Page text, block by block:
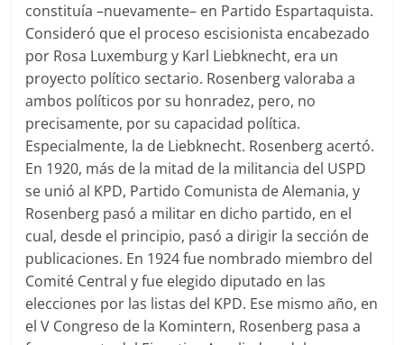
constituía –nuevamente– en Partido Espartaquista.
Consideró que el proceso escisionista encabezado
por Rosa Luxemburg y Karl Liebknecht, era un
proyecto político sectario. Rosenberg valoraba a
ambos políticos por su honradez, pero, no
precisamente, por su capacidad política.
Especialmente, la de Liebknecht. Rosenberg acertó.
En 1920, más de la mitad de la militancia del USPD
se unió al KPD, Partido Comunista de Alemania, y
Rosenberg pasó a militar en dicho partido, en el
cual, desde el principio, pasó a dirigir la sección de
publicaciones. En 1924 fue nombrado miembro del
Comité Central y fue elegido diputado en las
elecciones por las listas del KPD. Ese mismo año, en
el V Congreso de la Komintern, Rosenberg pasa a